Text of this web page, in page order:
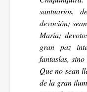
santuarios,
devoción;
María;
gran paz
fantasías,
Que no sean
de la gran